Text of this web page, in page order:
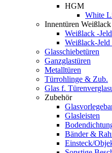
HGM
White
Innentüren Weißlack
Weißlack -
Weißlack-
Glasschiebetüren
Ganzglastüren
Metalltüren
Türrohlinge & Zub.
Glas f.
Zubehör
Glasleisten
Bänder &
Einsteck/